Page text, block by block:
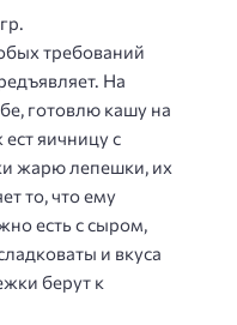
требований
На
готовлю кашу на
яичницу с
жарю лепешки, их
то, что ему
есть с сыром,
и вкуса
берут к